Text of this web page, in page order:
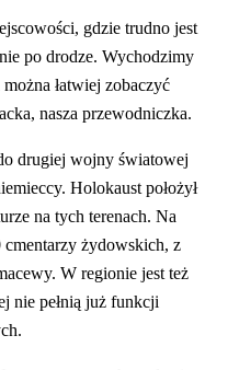
gdzie trudno jest
po drodze. Wychodzimy
łatwiej zobaczyć
nasza przewodniczka.
drugiej wojny światowej
Holokaust położył
na tych terenach. Na
cmentarzy żydowskich, z
W regionie jest też
nie pełnią już funkcji